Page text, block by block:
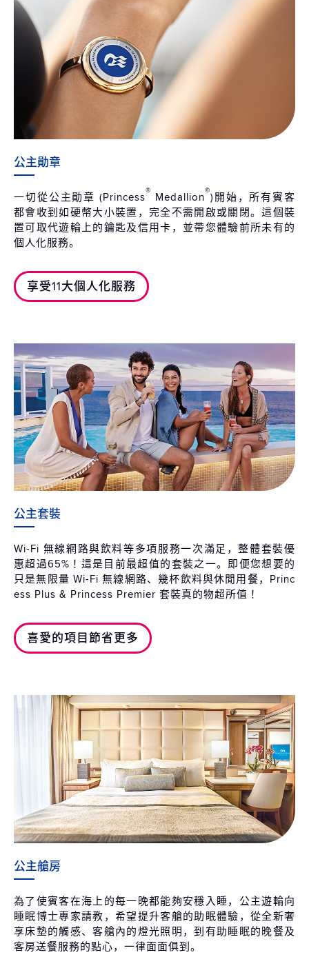
公主勛章
一切從公主勛章 (Princess® Medallion®)開始，所有賓客
都會收到如硬幣大小裝置，完全不需開啟或關閉。這個裝
置可取代遊輪上的鑰匙及信用卡，並帶您體驗前所未有的
個人化服務。
享受11大個人化服務
公主套裝
Wi-Fi 無線網路與飲料等多項服務一次滿足，整體套裝優
惠超過65%！這是目前最超值的套裝之一。即便您想要的
只是無限量 Wi-Fi 無線網路、幾杯飲料與休閒用餐，Princ
ess Plus & Princess Premier 套裝真的物超所值！
喜愛的項目節省更多
公主艙房
為了使賓客在海上的每一晚都能夠安穩入睡，公主遊輪向
睡眠博士專家請教，希望提升客艙的助眠體驗，從全新奢
享床墊的觸感、客艙內的燈光照明，到有助睡眠的晚餐及
客房送餐服務的點心，一律面面俱到。